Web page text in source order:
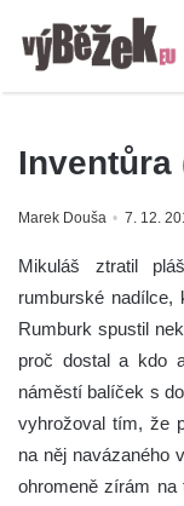
Inventůra
Marek Douša 7. 12.
Mikuláš ztratil
rumburské nadílce,
Rumburk spustil
proč dostal a kdo
náměstí balíček s
vyhrožoval tím, že
na něj navázaného
ohromeně zírám na